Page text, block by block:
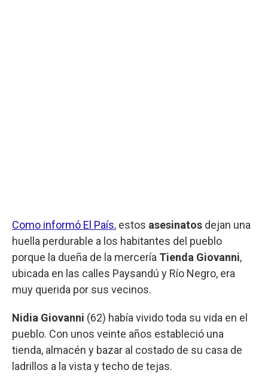
Como informó El País, estos asesinatos dejan una
huella perdurable a los habitantes del pueblo
porque la dueña de la mercería Tienda Giovanni,
ubicada en las calles Paysandú y Río Negro, era
muy querida por sus vecinos.
Nidia Giovanni (62) había vivido toda su vida en el
pueblo. Con unos veinte años estableció una
tienda, almacén y bazar al costado de su casa de
ladrillos a la vista y techo de tejas.